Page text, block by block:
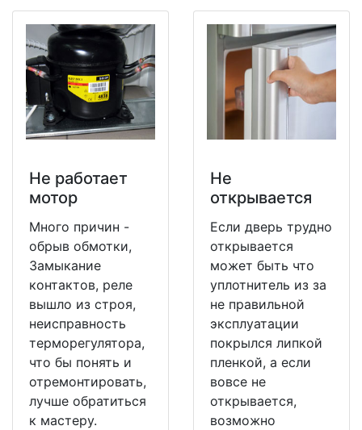
Не работает
мотор
Много причин -
обрыв обмотки,
Замыкание
контактов, реле
вышло из строя,
неисправность
терморегулятора,
что бы понять и
отремонтировать,
лучше обратиться
к мастеру.
Не
открывается
Если дверь трудно
открывается
может быть что
уплотнитель из за
не правильной
эксплуатации
покрылся липкой
пленкой, а если
вовсе не
открывается,
возможно